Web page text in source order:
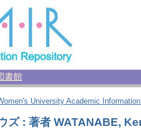
書館
University Academic
ズ : 著者 WATANABE,